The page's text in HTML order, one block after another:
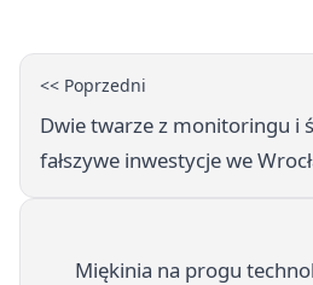
<< Poprzedni
Dwie twarze z monitoringu i
fałszywe inwestycje we
Miękinia na progu